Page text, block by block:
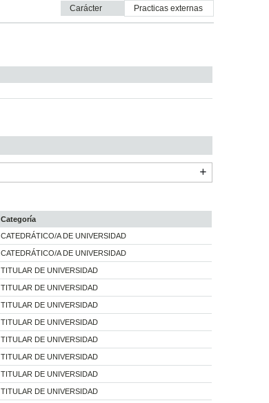
Carácter
practicas externas
Categoría
CATEDRÁTICO/A DE UNIVERSIDAD
CATEDRÁTICO/A DE UNIVERSIDAD
TITULAR DE UNIVERSIDAD
TITULAR DE UNIVERSIDAD
TITULAR DE UNIVERSIDAD
TITULAR DE UNIVERSIDAD
TITULAR DE UNIVERSIDAD
TITULAR DE UNIVERSIDAD
TITULAR DE UNIVERSIDAD
TITULAR DE UNIVERSIDAD